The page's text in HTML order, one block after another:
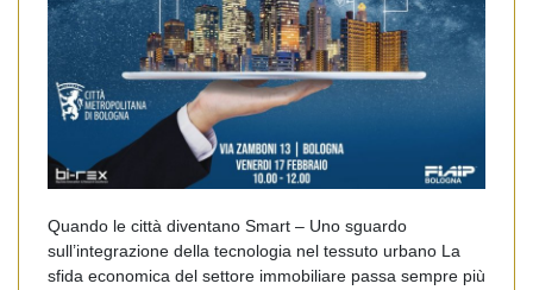
Quando le città diventano Smart – Uno sguardo
sull’integrazione della tecnologia nel tessuto urbano La
sfida economica del settore immobiliare passa sempre più